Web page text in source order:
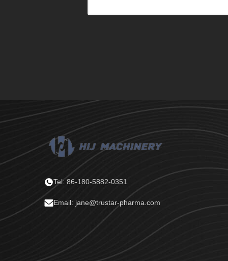
Tel: 86-180-5882-0351
Email: jane@trustar-pharma.com